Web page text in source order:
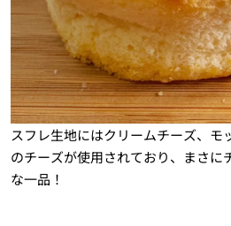
スフレ生地にはクリームチーズ、モ
のチーズが使用されており、まさに
な一品！